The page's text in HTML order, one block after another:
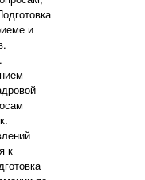
и
к